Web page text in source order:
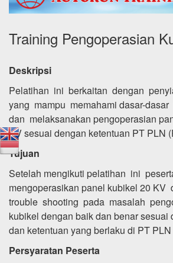
Training Pengoperasian
Deskripsi
Pelatihan ini berkaitan dengan
yang mampu memahami dasar-
dan melaksanakan pengoperasian
KV sesuai dengan ketentuan PT PLN
Tujuan
Setelah mengikuti pelatihan ini
mengoperasikan panel kubikel 20 KV
trouble shooting pada masalah
kubikel dengan baik dan benar sesuai
dan ketentuan yang berlaku di PT
Persyaratan Peserta